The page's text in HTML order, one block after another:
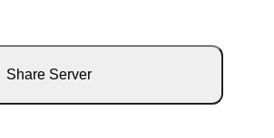
Share Server